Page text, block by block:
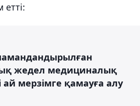
жедел медициналық
мерзімге қамауға алу